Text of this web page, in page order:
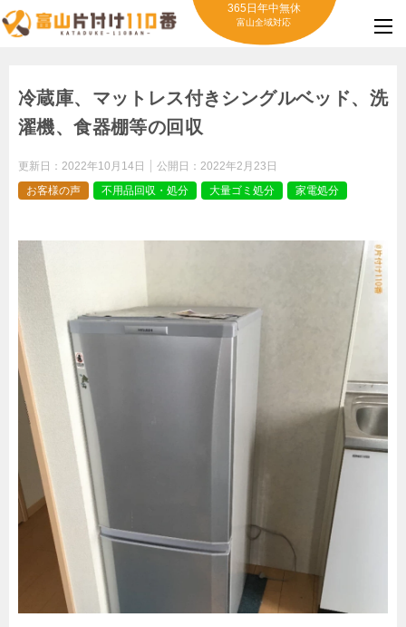
365日年中無休
富山全域対応
冷蔵庫、マットレス付きシングルベッド、洗
濯機、食器棚等の回収
更新日： 2022年10月14日 公開日： 2022年2月23日
お客様の声
不用品回収・処分 大量ゴミ処分 家電処分